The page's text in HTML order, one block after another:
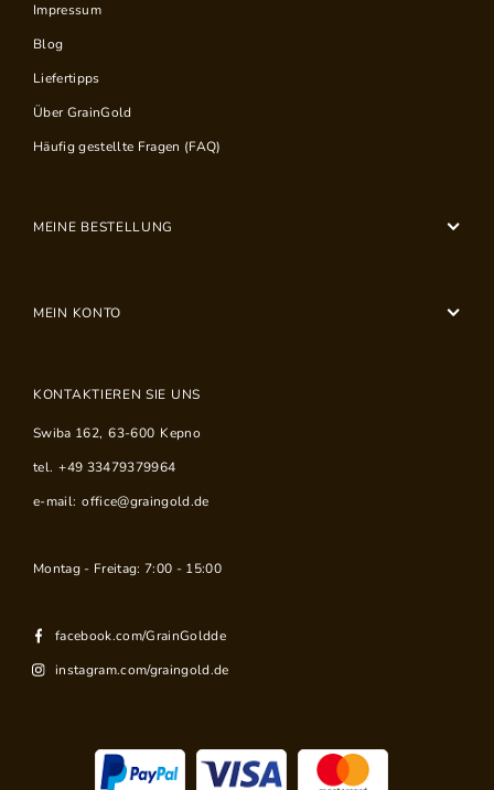
Impressum
Blog
Liefertipps
Über GrainGold
Häufig gestellte Fragen (FAQ)
MEINE BESTELLUNG
MEIN KONTO
KONTAKTIEREN SIE UNS
Swiba 162, 63-600 Kepno
tel. +49 33479379964
e-mail: office@graingold.de
Montag - Freitag: 7:00 - 15:00
facebook.com/GrainGoldde
instagram.com/graingold.de